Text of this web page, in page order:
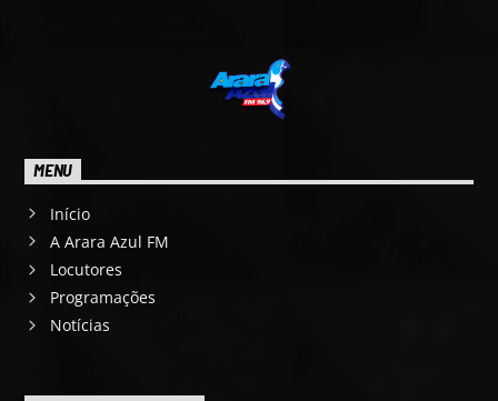
MENU
Início
A Arara Azul FM
Locutores
Programações
Notícias